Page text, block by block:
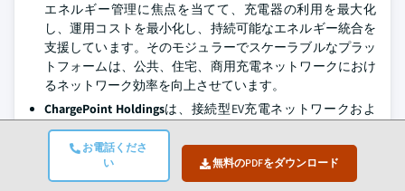
お電話くださ
い
無料のPDFをダウンロード
エネルギー管理に焦点を当てて、充電器の利用を最大化
し、運用コストを最小化し、持続可能なエネルギー統合を
支援しています。そのモジュラーでスケーラブルなプラッ
トフォームは、公共、住宅、商用充電ネットワークにおけ
るネットワーク効率を向上させています。
ChargePoint Holdingsは、接続型EV充電ネットワークおよ
びインテリジェント負荷管理プラットフォームを提供して
います。ChargePointは、クラウド接続型監視、AI駆動型予
測スケジューリング、動的負荷バランスを強調して、乗用
車、フリート、商用車向けの信頼性、コスト効率、スケー